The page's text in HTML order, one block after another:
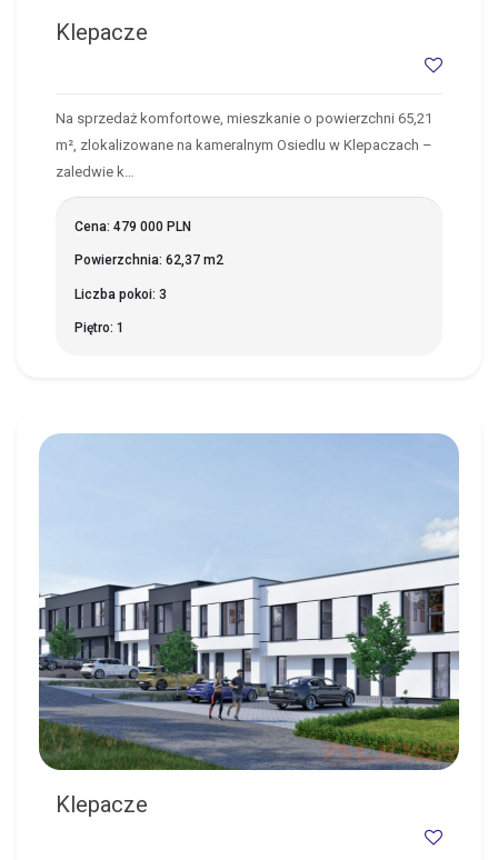
Klepacze
Na sprzedaż komfortowe, mieszkanie o powierzchni 65,21
m², zlokalizowane na kameralnym Osiedlu w Klepaczach –
zaledwie k…
Cena: 479 000 PLN
Powierzchnia: 62,37 m2
Liczba pokoi: 3
Piętro: 1
Klepacze